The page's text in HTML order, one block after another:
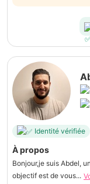
Identité vérifiée
À propos
Bonjour,je suis Abdel,
objectif est de vous...